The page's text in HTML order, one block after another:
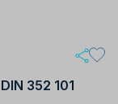
352 101